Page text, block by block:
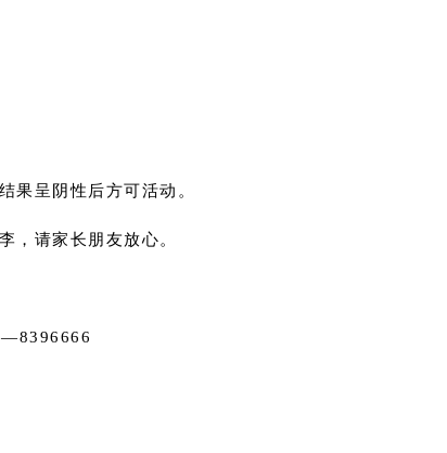
果呈阴性后方可活动。
，请家长朋友放心。